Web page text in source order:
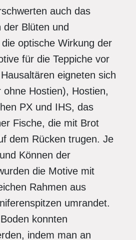
auch das
der Blüten und
optische Wirkung der
für die Teppiche vor
eigneten sich
ohne Hostien), Hostien,
PX und IHS, das
Fische, die mit Brot
dem Rücken trugen. Je
Können der
die Motive mit
Rahmen aus
umrandet.
konnten
indem man an